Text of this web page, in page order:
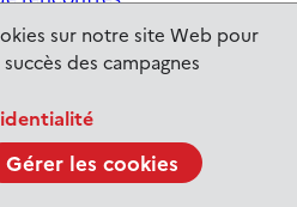
sur notre site Web pour
des campagnes
Gérer les cookies
l'école - Andrée Chedid
Le voyage en Charabie
du court métrage
de la banquise
: La Super Patrouille, le film